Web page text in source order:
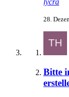
lycra
28.
Bitte